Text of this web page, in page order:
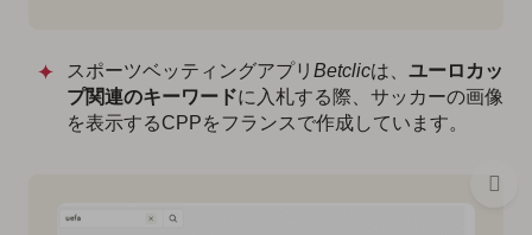
スポーツベッティングアプリ Betclicは、 ユーロカッ
プ関連のキーワードに入札する際、サッカーの画像
を表示するCPPをフランスで作成しています。